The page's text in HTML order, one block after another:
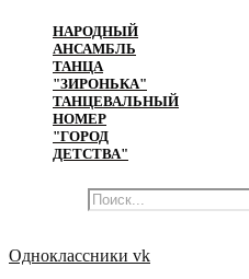
НАРОДНЫЙ
АНСАМБЛЬ
ТАНЦА
"ЗИРОНЬКА"
ТАНЦЕВАЛЬНЫЙ
НОМЕР
"ГОРОД
ДЕТСТВА"
Одноклассники vk